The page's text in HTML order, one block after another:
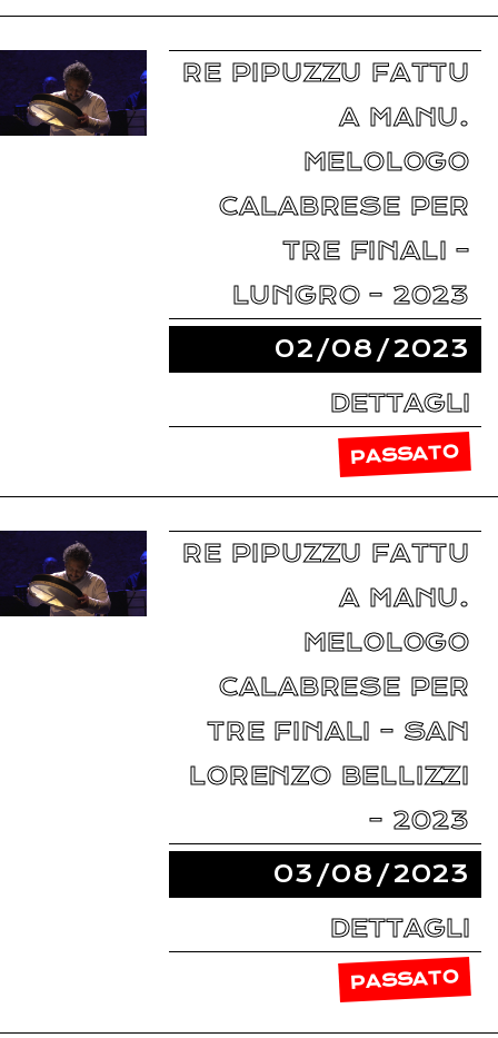
RE PIPUZZU FATTU
A MANU.
MELOLOGO
CALABRESE PER
TRE FINALI –
LUNGRO – 2023
02/08/2023
DETTAGLI
PASSATO
RE PIPUZZU FATTU
A MANU.
MELOLOGO
CALABRESE PER
TRE FINALI – SAN
LORENZO BELLIZZI
– 2023
03/08/2023
DETTAGLI
PASSATO